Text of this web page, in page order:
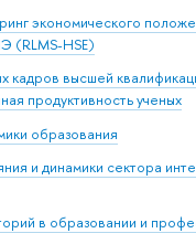
экономического
(RLMS-HSE)
кадров высшей
продуктивность ученых
образования
и динамики сектора
в образовании и